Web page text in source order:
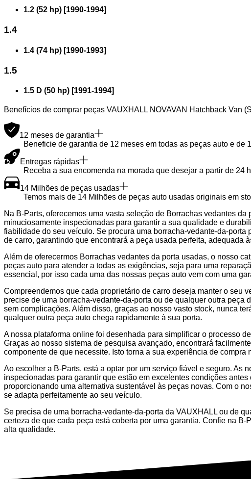
1.2 (52 hp) [1990-1994]
1.4
1.4 (74 hp) [1990-1993]
1.5
1.5 D (50 hp) [1991-1994]
Benefícios de comprar peças VAUXHALL NOVAVAN Hatchback Van
12 meses de garantia
Beneficie de garantia de 12 meses em todas as peças auto e
Entregas rápidas
Receba a sua encomenda na morada que desejar a partir de 24
14 Milhões de peças usadas
Temos mais de 14 Milhões de peças auto usadas originais em
Na B-Parts, oferecemos uma vasta seleção de Borrachas vedantes
minuciosamente inspecionadas para garantir a sua qualidade e
fiabilidade do seu veículo. Se procura uma borracha-vedante-da-
de carro, garantindo que encontrará a peça usada perfeita, adequada
Além de oferecermos Borrachas vedantes da porta usadas, o nosso
peças auto para atender a todas as exigências, seja para uma
essencial, por isso cada uma das nossas peças auto vem com uma
Compreendemos que cada proprietário de carro deseja manter o seu
precise de uma borracha-vedante-da-porta ou de qualquer outra
sem complicações. Além disso, graças ao nosso vasto stock, nunca
qualquer outra peça auto chega rapidamente à sua porta.
A nossa plataforma online foi desenhada para simplificar o processo
Graças ao nosso sistema de pesquisa avançado, encontrará
componente de que necessite. Isto torna a sua experiência de compra
Ao escolher a B-Parts, está a optar por um serviço fiável e seguro.
inspecionadas para garantir que estão em excelentes condições
proporcionando uma alternativa sustentável às peças novas. Com o
se adapta perfeitamente ao seu veículo.
Se precisa de uma borracha-vedante-da-porta da VAUXHALL ou de
certeza de que cada peça está coberta por uma garantia. Confie na
alta qualidade.